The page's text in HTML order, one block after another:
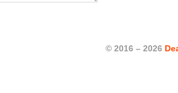
© 2016 – 2026